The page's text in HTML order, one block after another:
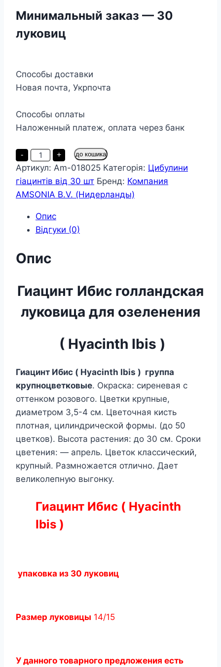
Минимальный заказ — 30
луковиц
Способы доставки
Новая почта, Укрпочта
Способы оплаты
Наложенный платеж, оплата через банк
-
Гіацинт
Ibis
30
цибулин
розмір
14/15
+ до кошика
Артикул: Am-018025 Категорія: Цибулини
гіацинтів від 30 шт Бренд: Компания
AMSONIA B.V. (Нидерланды)
Опис
Відгуки (0)
Опис
Гиацинт Ибис голландская
луковица для озеленения
( Hyacinth Ibis )
Гиацинт Ибис ( Hyacinth Ibis ) группа
крупноцветковые. Окраска: сиреневая с
оттенком розового. Цветки крупные,
диаметром 3,5-4 см. Цветочная кисть
плотная, цилиндрической формы. (до 50
цветков). Высота растения: до 30 см. Сроки
цветения: — апрель. Цветок классический,
крупный. Размножается отлично. Дает
великолепную выгонку.
Гиацинт Ибис ( Hyacinth
Ibis )
упаковка из 30 луковиц
Размер луковицы 14/15
У данного товарного предложения есть